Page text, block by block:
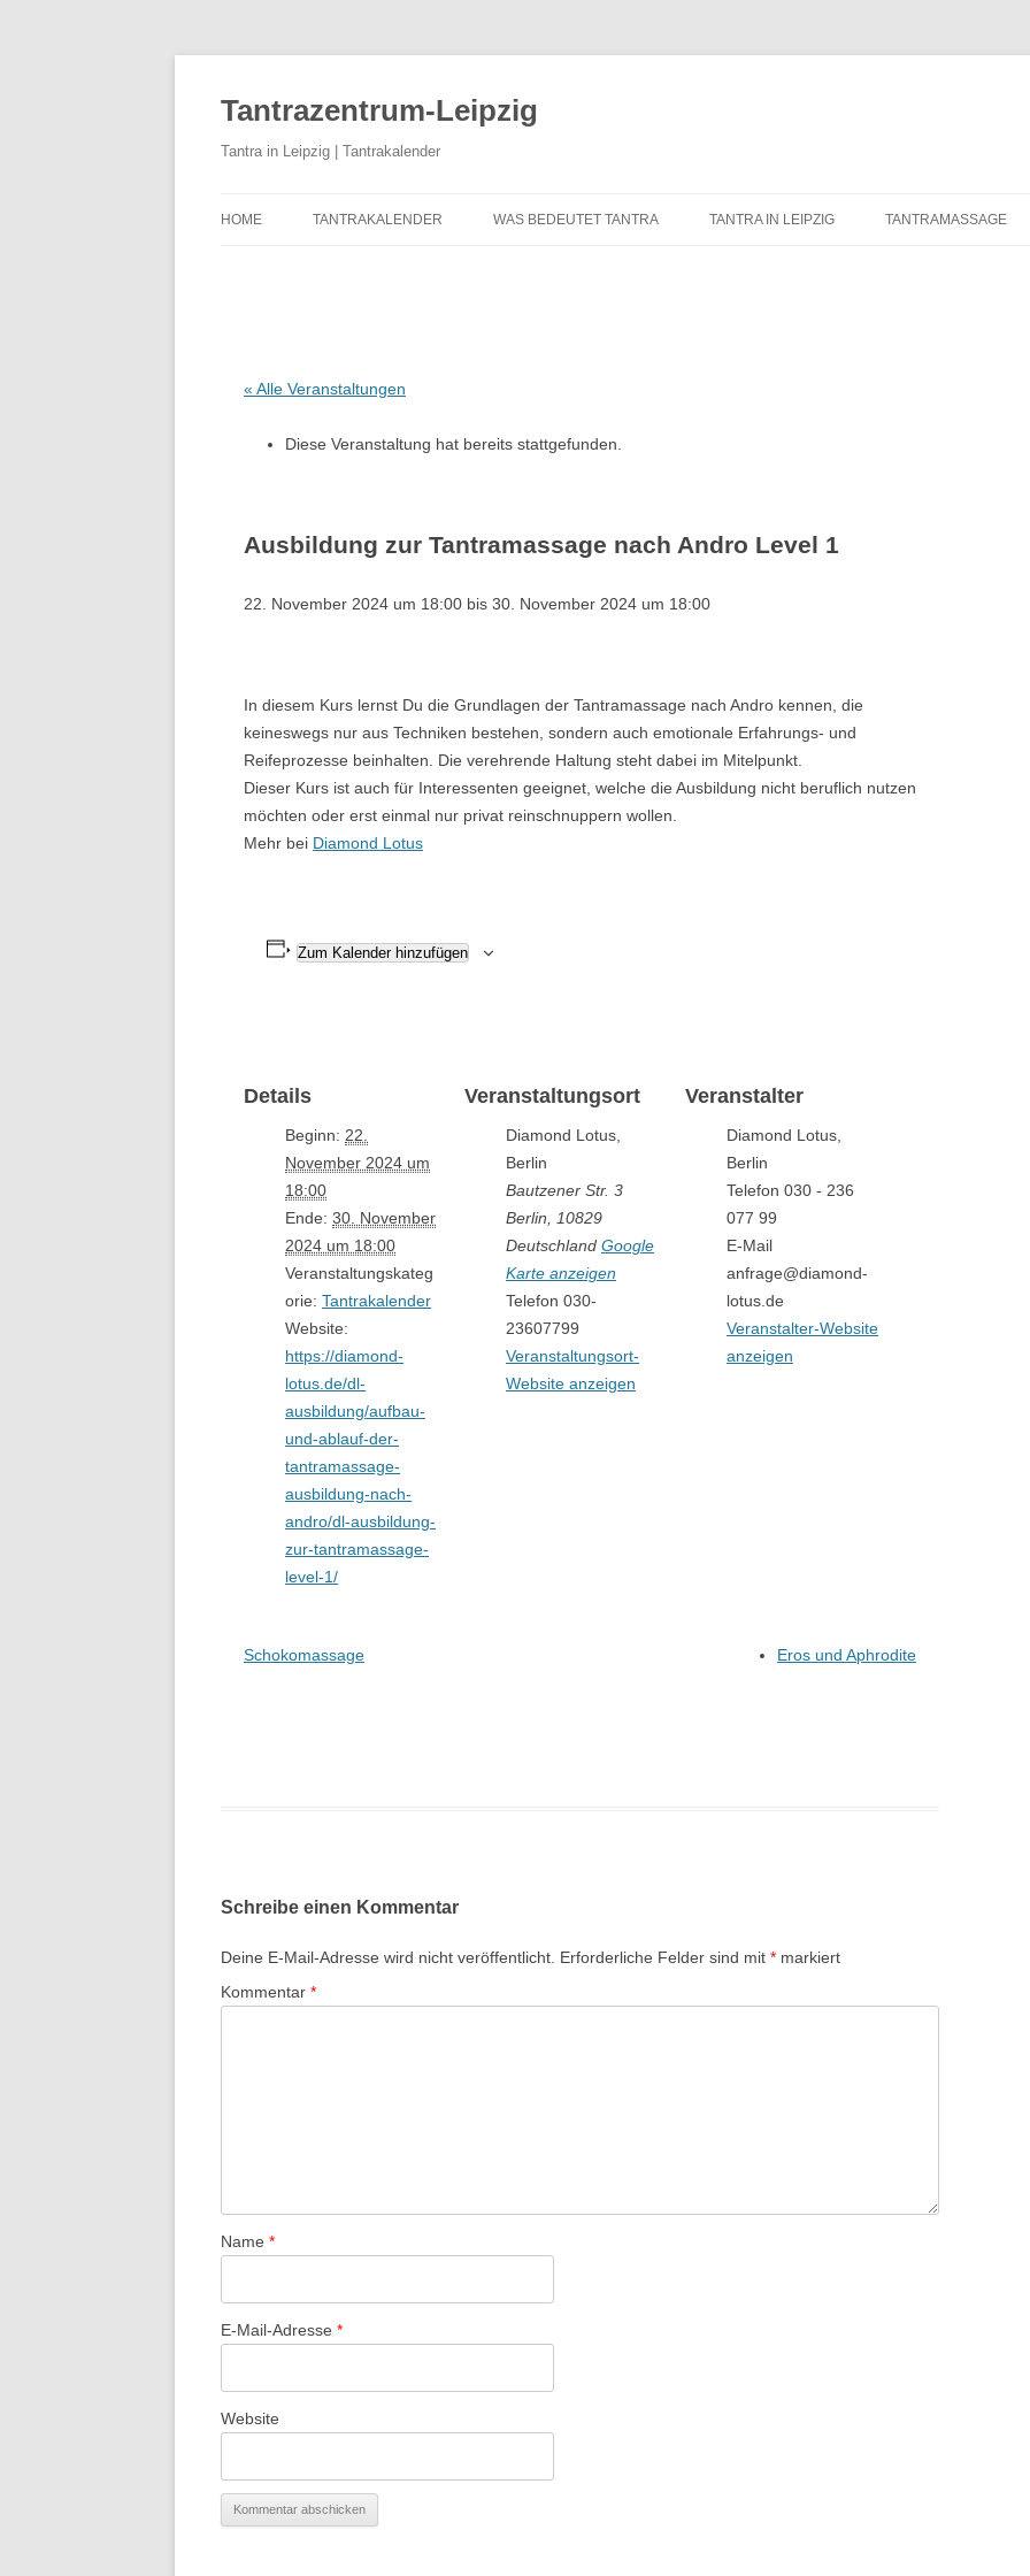
Tantrazentrum-Leipzig
Tantra in Leipzig | Tantrakalender
HOME TANTRAKALENDER WAS BEDEUTET TANTRA
TANTRA LERNEN
WHO IS WHO?
TANTRA IN LEIPZIG TANTRAMASSAGE
« Alle Veranstaltungen
Diese Veranstaltung hat bereits stattgefunden.
Ausbildung zur Tantramassage nach Andro Level 1
22. November 2024 um 18:00 bis 30. November 2024 um 18:00
In diesem Kurs lernst Du die Grundlagen der Tantramassage nach Andro kennen, die
keineswegs nur aus Techniken bestehen, sondern auch emotionale Erfahrungs- und
Reifeprozesse beinhalten. Die verehrende Haltung steht dabei im Mitelpunkt.
Dieser Kurs ist auch für Interessenten geeignet, welche die Ausbildung nicht beruflich nutzen
möchten oder erst einmal nur privat reinschnuppern wollen.
Mehr bei Diamond Lotus
Zum Kalender hinzufügen
Details
Beginn: 22.
November 2024 um
18:00
Ende: 30. November
2024 um 18:00
Veranstaltungskateg
orie: Tantrakalender
Website:
https://diamond-
lotus.de/dl-
ausbildung/aufbau-
und-ablauf-der-
tantramassage-
ausbildung-nach-
andro/dl-ausbildung-
zur-tantramassage-
level-1/
Veranstaltungsort
Diamond Lotus,
Berlin
Bautzener Str. 3
Berlin
10829
Deutschland Google
Karte anzeigen
Telefon 030-
23607799
Veranstaltungsort-
Website anzeigen
Veranstalter
Diamond Lotus,
Berlin
Telefon 030 - 236
077 99
E-Mail
anfrage@diamond-
lotus.de
Veranstalter-Website
anzeigen
Schokomassage Eros und Aphrodite
Schreibe einen Kommentar
Deine E-Mail-Adresse wird nicht veröffentlicht. Erforderliche Felder sind mit * markiert
Kommentar *
Name *
E-Mail-Adresse *
Website